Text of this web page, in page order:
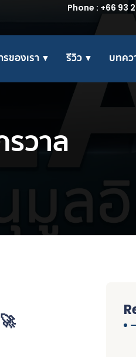
Phone : +66 93
รของเรา ▼ รีวิว ▼ บทคว
วาล
🚀